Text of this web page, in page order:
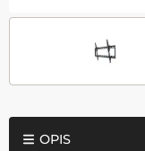
OPIS